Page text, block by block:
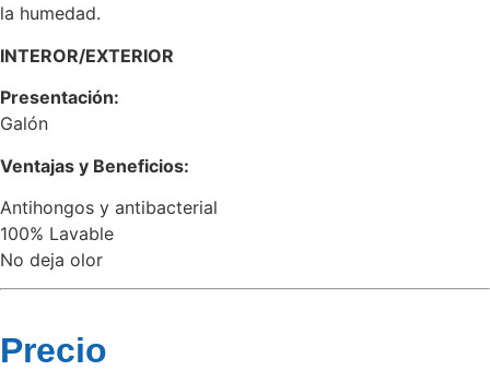
la humedad.
INTEROR/EXTERIOR
Presentación:
Galón
Ventajas y Beneficios:
Antihongos y antibacterial
100% Lavable
No deja olor
Precio